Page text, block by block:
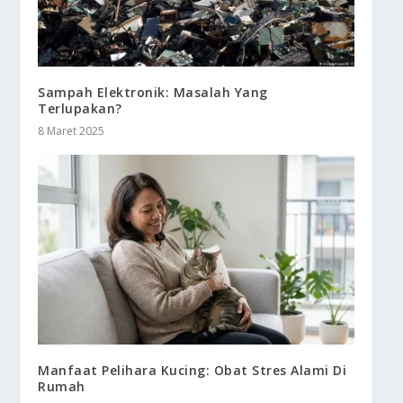
Sampah Elektronik: Masalah Yang
Terlupakan?
8 Maret 2025
Manfaat Pelihara Kucing: Obat Stres Alami Di
Rumah